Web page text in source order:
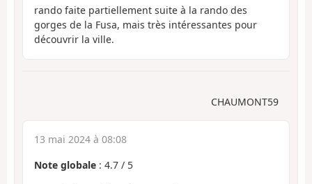
rando faite partiellement suite à la rando des
gorges de la Fusa, mais très intéressantes pour
découvrir la ville.
CHAUMONT59
13 mai 2024 à 08:08
Note globale : 4.7 / 5